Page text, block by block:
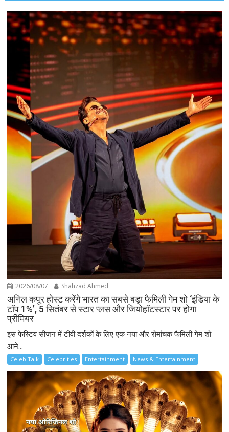
2026/08/07 Shahzad Ahmed
अनिल कपूर होस्ट करेंगे भारत का सबसे बड़ा फैमिली गेम शो ‘इंडिया के
टॉप 1%’, 5 सितंबर से स्टार प्लस और जियोहॉटस्टार पर होगा
प्रीमियर
इस फेस्टिव सीज़न में टीवी दर्शकों के लिए एक नया और रोमांचक फैमिली गेम शो
आने...
Celeb Talk Celebrities Entertainment News & Entertainment